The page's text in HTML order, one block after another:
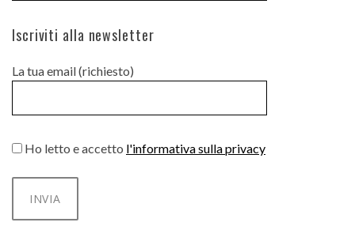
Iscriviti alla newsletter
La tua email (richiesto)
Ho letto e accetto l'informativa sulla privacy